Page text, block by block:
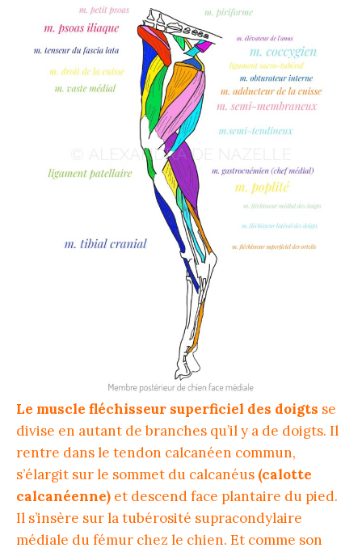
Le muscle fléchisseur superficiel des doigts se
divise en autant de branches qu’il y a de doigts. Il
rentre dans le tendon calcanéen commun,
s’élargit sur le sommet du calcanéus (calotte
calcanéenne) et descend face plantaire du pied.
Il s’insère sur la tubérosité supracondylaire
médiale du fémur chez le chien. Et comme son